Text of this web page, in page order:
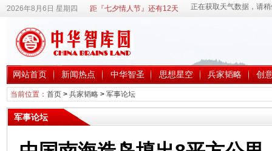
2026年8月6日 星期四 距『七夕情人节』还有12天
网站首页 新闻热点 中华智圣 思想星空 兵家韬略 创
当前位置： 首页> 兵家韬略> 军事论坛
军事论坛